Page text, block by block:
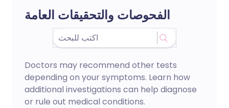
الفحوصات والتحقيقات العامة
Doctors may recommend other tests
depending on your symptoms. Learn how
additional investigations can help diagnose
or rule out medical conditions.